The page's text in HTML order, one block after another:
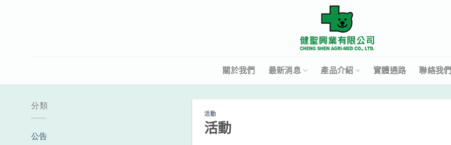
關於我們 最新消息 產品介紹 實體通路 聯絡我們
分類
公告
活動
活動